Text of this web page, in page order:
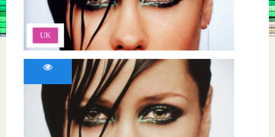
UK